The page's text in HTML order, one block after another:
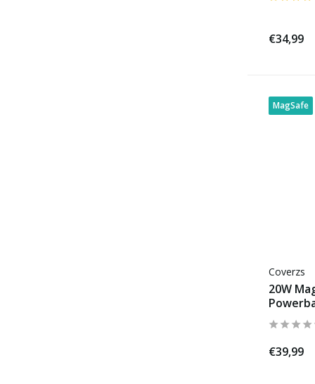
€34,99
MagSafe
Coverzs
20W
€39,99